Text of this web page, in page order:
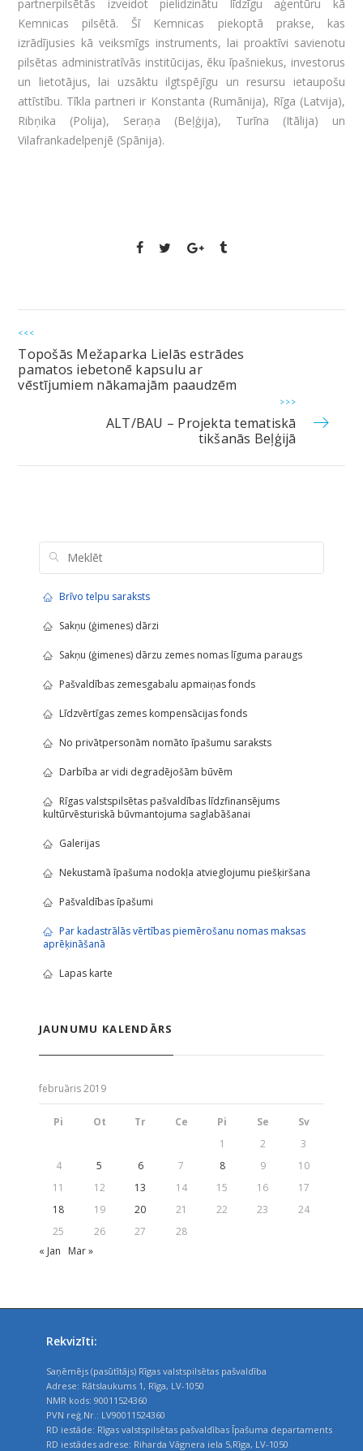
partnerpilsētās izveidot pielidzinātu līdzīgu aģentūru kā
Kemnicas pilsētā. Šī Kemnicas piekoptā prakse, kas
izrādījusies kā veiksmīgs instruments, lai proaktīvi savienotu
pilsētas administratīvās institūcijas, ēku īpašniekus, investorus
un lietotājus, lai uzsāktu ilgtspējīgu un resursu ietaupošu
attīstību. Tīkla partneri ir Konstanta (Rumānija), Rīga (Latvija),
Ribņika (Polija), Seraņa (Beļģija), Turīna (Itālija) un
Vilafrankadelpenjē (Spānija).
<<<
Topošās Mežaparka Lielās estrādes
pamatos iebetonē kapsulu ar
vēstījumiem nākamajām paaudzēm
>>>
ALT/BAU – Projekta tematiskā
tikšanās Beļģijā
Brīvo telpu saraksts
Sakņu (ģimenes) dārzi
Sakņu (ģimenes) dārzu zemes nomas līguma paraugs
Pašvaldības zemesgabalu apmaiņas fonds
Līdzvērtīgas zemes kompensācijas fonds
No privātpersonām nomāto īpašumu saraksts
Darbība ar vidi degradējošām būvēm
Rīgas valstspilsētas pašvaldības līdzfinansējums
kultūrvēsturiskā būvmantojuma saglabāšanai
Galerijas
Nekustamā īpašuma nodokļa atvieglojumu piešķiršana
Pašvaldības īpašumi
Par kadastrālās vērtības piemērošanu nomas maksas
aprēķināšanā
Lapas karte
JAUNUMU KALENDĀRS
februāris 2019
Pi Ot Tr Ce Pi Se
Sv
1
2
3
4
5 6 7 8 9
10
11
12 13 14 15 16
17
18
19 20 21 22 23
24
25
26 27
28
« Jan
Mar »
Rekvizīti:
Saņēmējs (pasūtītājs) Rīgas valstspilsētas pašvaldība
Adrese: Rātslaukums 1, Rīga, LV-1050
NMR kods: 90011524360
PVN reģ.Nr.: LV90011524360
RD iestāde: Rīgas valstspilsētas pašvaldības Īpašuma departaments
RD iestādes adrese: Riharda Vāgnera iela 5,Rīga, LV-1050